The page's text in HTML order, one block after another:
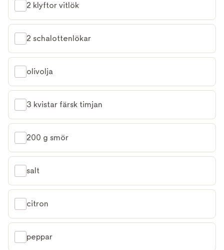
2 klyftor vitlök
2 schalottenlökar
olivolja
3 kvistar färsk timjan
200 g smör
salt
citron
peppar